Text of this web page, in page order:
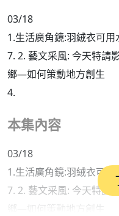
03/18
1.生活廣角鏡:羽絨衣可
7. 2. 藝文采風: 今天特請
鄉—如何策動地方創生
4.
本集內容
03/18
1.生活廣角鏡:羽絨衣可
7. 2. 藝文采風: 今天特請
鄉—如何策動地方創生